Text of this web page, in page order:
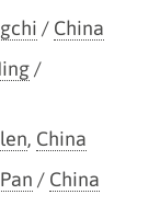
/ China
/
, China
/ China